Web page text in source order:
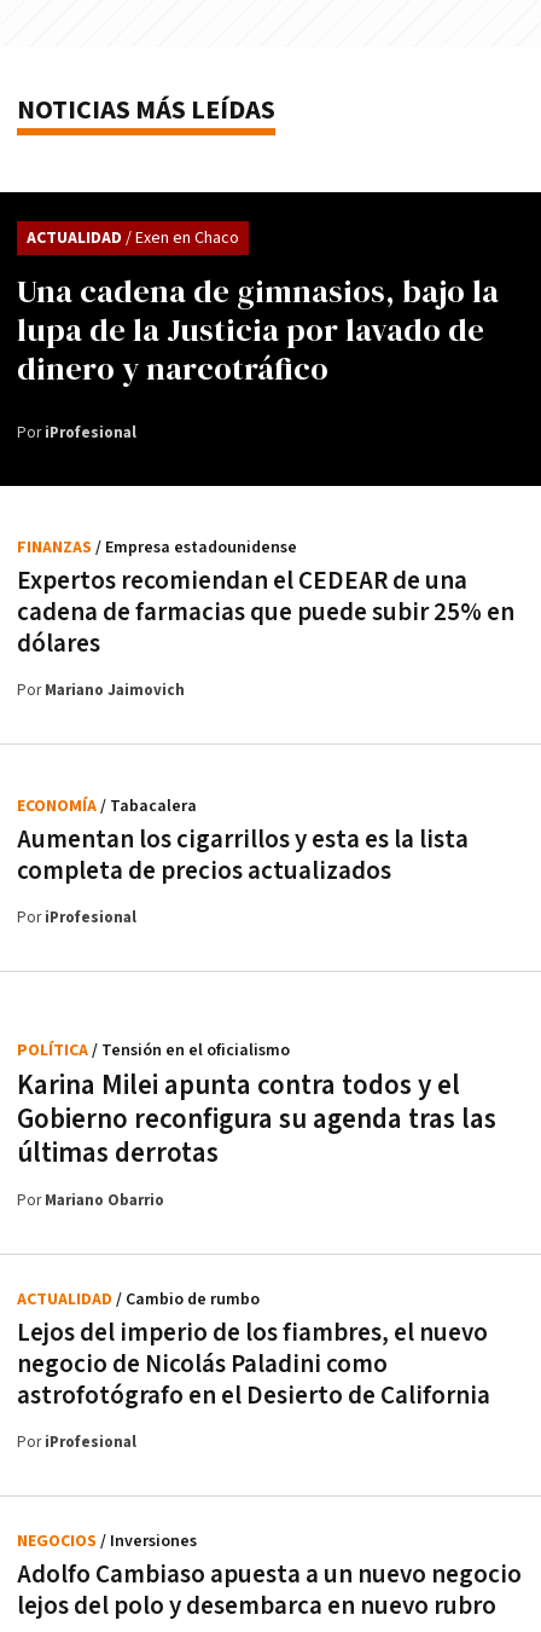
NOTICIAS MÁS LEÍDAS
Una cadena de gimnasios, bajo la
lupa de la Justicia por lavado de
dinero y narcotráfico
ACTUALIDAD / Exen en Chaco
PoriProfesional
Expertos recomiendan el CEDEAR de una
cadena de farmacias que puede subir 25% en
dólares
FINANZAS / Empresa estadounidense
PorMariano Jaimovich
Aumentan los cigarrillos y esta es la lista
completa de precios actualizados
ECONOMÍA/ Tabacalera
PoriProfesional
Karina Milei apunta contra todos y el
Gobierno reconfigura su agenda tras las
últimas derrotas
POLÍTICA/ Tensión en el oficialismo
PorMariano Obarrio
Lejos del imperio de los fiambres, el nuevo
negocio de Nicolás Paladini como
astrofotógrafo en el Desierto de California
ACTUALIDAD / Cambio de rumbo
PoriProfesional
Adolfo Cambiaso apuesta a un nuevo negocio
lejos del polo y desembarca en nuevo rubro
NEGOCIOS / Inversiones